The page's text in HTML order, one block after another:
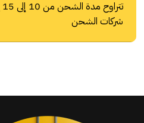
شركات الشحن